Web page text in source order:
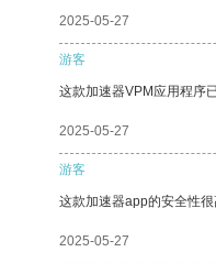
2025-05-27
游客
这款加速器VPM应用程序
2025-05-27
游客
这款加速器app的安全性
2025-05-27